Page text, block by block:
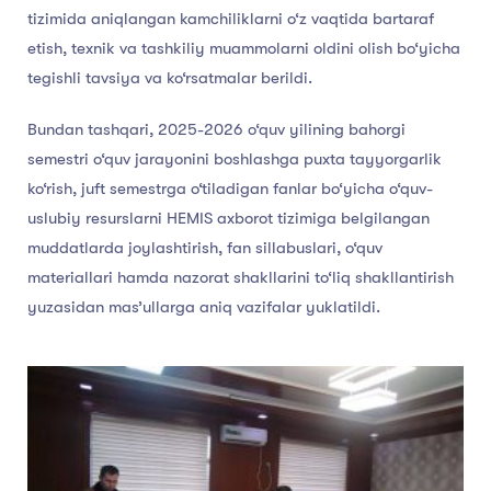
tizimida aniqlangan kamchiliklarni o‘z vaqtida bartaraf
etish, texnik va tashkiliy muammolarni oldini olish bo‘yicha
tegishli tavsiya va ko‘rsatmalar berildi.
Bundan tashqari, 2025-2026 o‘quv yilining bahorgi
semestri o‘quv jarayonini boshlashga puxta tayyorgarlik
ko‘rish, juft semestrga o‘tiladigan fanlar bo‘yicha o‘quv-
uslubiy resurslarni HEMIS axborot tizimiga belgilangan
muddatlarda joylashtirish, fan sillabuslari, o‘quv
materiallari hamda nazorat shakllarini to‘liq shakllantirish
yuzasidan mas’ullarga aniq vazifalar yuklatildi.